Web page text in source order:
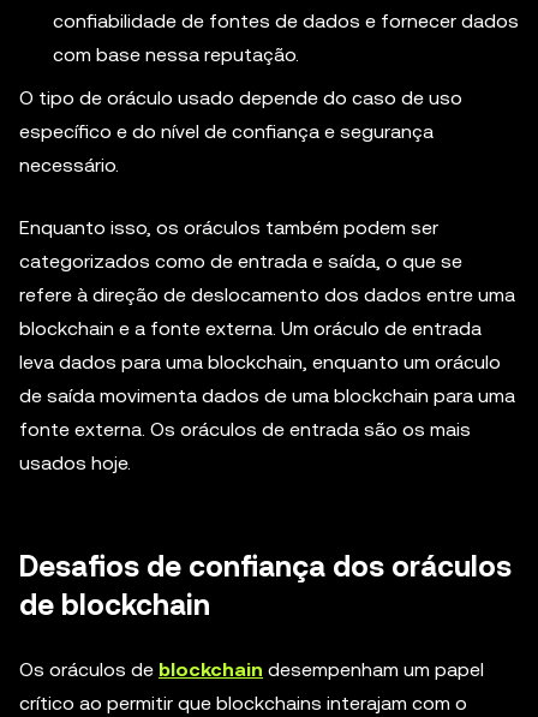
confiabilidade de fontes de dados e fornecer dados
com base nessa reputação.
O tipo de oráculo usado depende do caso de uso
específico e do nível de confiança e segurança
necessário.
Enquanto isso, os oráculos também podem ser
categorizados como de entrada e saída, o que se
refere à direção de deslocamento dos dados entre uma
blockchain e a fonte externa. Um oráculo de entrada
leva dados para uma blockchain, enquanto um oráculo
de saída movimenta dados de uma blockchain para uma
fonte externa. Os oráculos de entrada são os mais
usados hoje.
Desafios de confiança dos oráculos
de blockchain
Os oráculos de blockchain desempenham um papel
crítico ao permitir que blockchains interajam com o